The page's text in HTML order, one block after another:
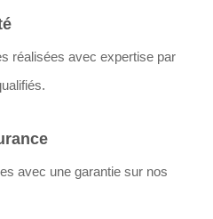
réalisées avec expertise par
avec une garantie sur nos